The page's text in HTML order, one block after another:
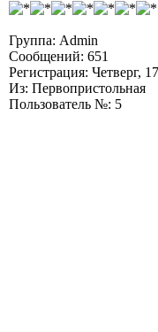
Группа: Admin
Сообщений: 651
Регистрация: Четверг,
Из: Первопристольная
Пользователь №: 5